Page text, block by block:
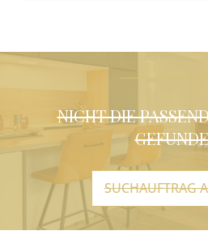
NICHT DIE
SUCHAUFTRAG